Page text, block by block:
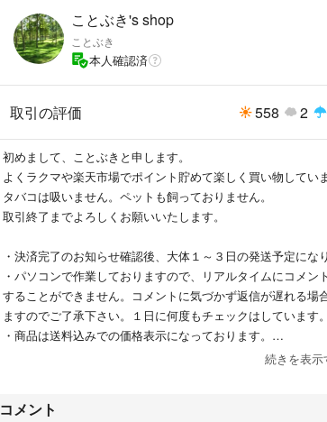
ことぶき's shop
ことぶき
本人確認済
取引の評価 558 2
初めまして、ことぶきと申します。
よくラクマや楽天市場でポイント貯めて楽しく買い物していま
タバコは吸いません。ペットも飼っておりません。
取引終了までよろしくお願いいたします。
・決済完了のお知らせ確認後、大体１～３日の発送予定にな
・パソコンで作業しておりますので、リアルタイムにコメン
することができません。コメントに気づかず返信が遅れる場
ますのでご了承下さい。１日に何度もチェックはしています。
・商品は送料込みでの価格表示になっております。
・販売手数料が達成条件によって変動するので商品によって
した商品の評価は26日の販売手数料判定実施日のリセット後
続きを表示
コメント